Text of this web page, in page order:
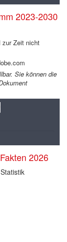
2023-2030
zur Zeit nicht
Sie können die
2026